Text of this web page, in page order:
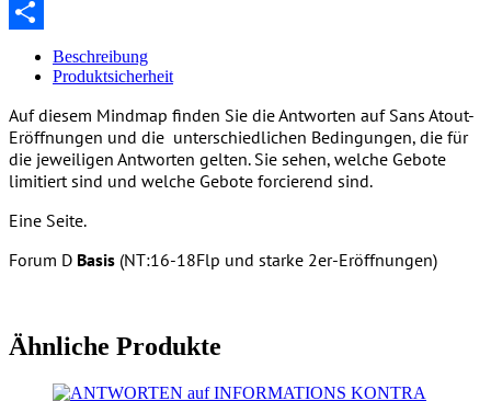
WhatsApp
Beschreibung
Produktsicherheit
Auf diesem Mindmap finden Sie die Antworten auf Sans Atout-
Eröffnungen und die unterschiedlichen Bedingungen, die für
die jeweiligen Antworten gelten. Sie sehen, welche Gebote
limitiert sind und welche Gebote forcierend sind.
Eine Seite.
Forum D Basis (NT:16-18Flp und starke 2er-Eröffnungen)
Ähnliche Produkte